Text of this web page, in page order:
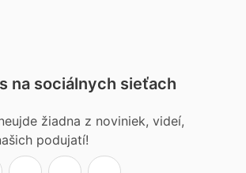
na sociálnych sieťach
žiadna z noviniek, videí,
podujatí!